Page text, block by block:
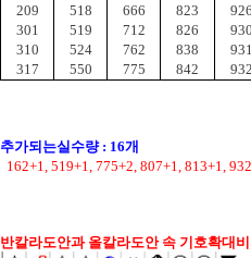
209
518 666 823 926
301
519 712 826 930
310
524 762 838 931
317
550 775 842 932
추가되는실수량 : 16개
162+1, 519+1, 775+2, 807+1, 813+1,
반칼라도안과 올칼라도안 속 기호확대